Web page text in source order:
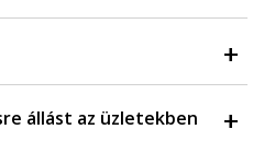
állást az üzletekben